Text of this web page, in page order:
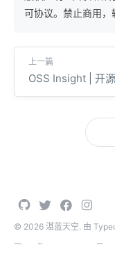
可协议。禁止商用，
上一篇
© 2026 湛蓝天空. 由
鄂ICP备2022005249号